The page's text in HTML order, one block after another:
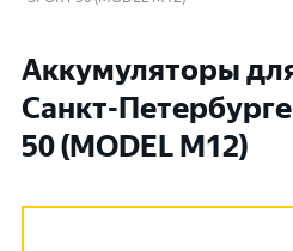
Аккумуляторы
Санкт-Петербурге
50 (MODEL M12)